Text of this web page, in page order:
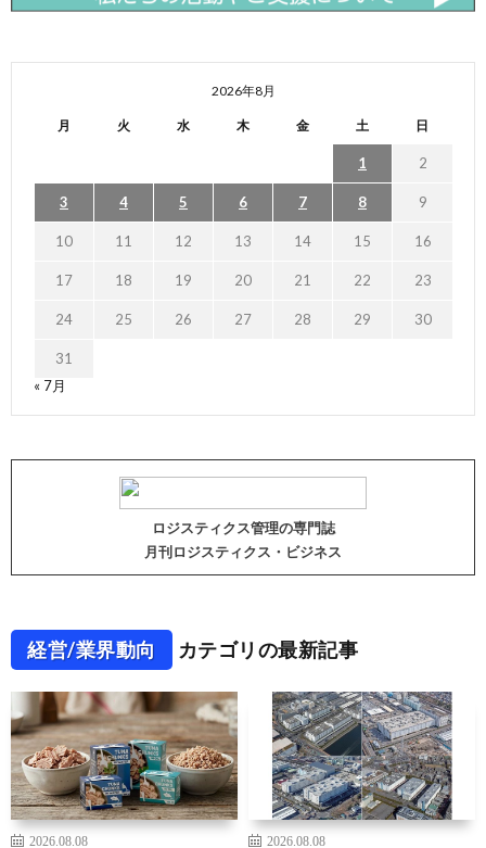
2026年8月
月 火 水 木 金 土 日
1 2
3 4 5 6 7 8 9
10 11 12 13 14 15 16
17 18 19 20 21 22 23
24 25 26 27 28 29 30
31
« 7月
ロジスティクス管理の専門誌
月刊ロジスティクス・ビジネス
経営/業界動向 カテゴリの最新記事
2026.08.08
2026.08.08